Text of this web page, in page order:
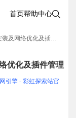
首页帮助中心
络优化及插件管理
优化及插件管理
引擎 - 彩虹探索站官